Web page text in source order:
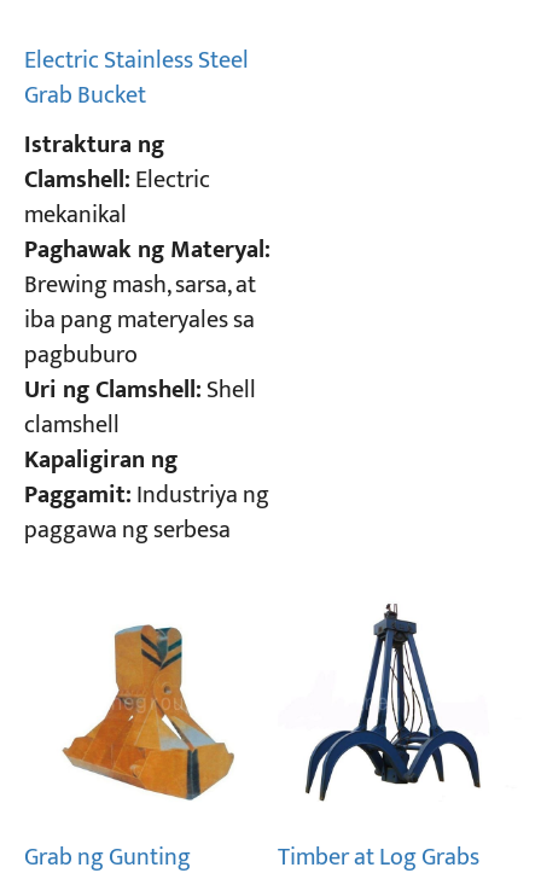
Electric Stainless Steel
Grab Bucket
Istraktura ng
Clamshell:Electric
mekanikal
Paghawak ng Materyal:
Brewing mash, sarsa, at
iba pang materyales sa
pagbuburo
Uri ng Clamshell:Shell
clamshell
Kapaligiran ng
Paggamit:Industriya ng
paggawa ng serbesa
Grab ng Gunting
Timber at Log Grabs